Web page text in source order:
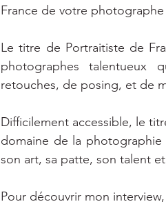
France de votre photographe
Le titre de Portraitiste de
photographes talentueux
retouches, de posing, et de
Difficilement accessible, le
domaine de la
son art, sa patte, son talent
Pour découvrir mon